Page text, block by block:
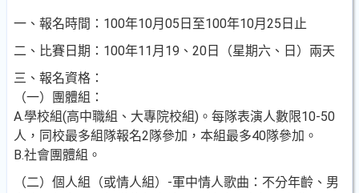
一、報名時間：100年10月05日至100年10月25日止
二、比賽日期：100年11月19、20日（星期六、日）兩天
三、報名資格：
（一）團體組：
A.學校組(高中職組、大專院校組)。每隊表演人數限10-50
人，同校最多組隊報名2隊參加，本組最多40隊參加。
B.社會團體組。
（二）個人組（或情人組）-軍中情人歌曲：不分年齡、男